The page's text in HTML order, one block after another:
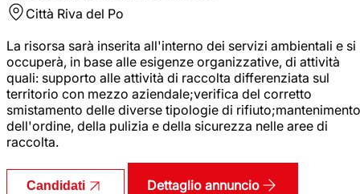
Città Riva del Po
La risorsa sarà inserita all'interno dei servizi ambientali e si
occuperà, in base alle esigenze organizzative, di attività
quali: supporto alle attività di raccolta differenziata sul
territorio con mezzo aziendale;verifica del corretto
smistamento delle diverse tipologie di rifiuto;mantenimento
dell'ordine, della pulizia e della sicurezza nelle aree di
raccolta.
Candidati Dettaglio annuncio